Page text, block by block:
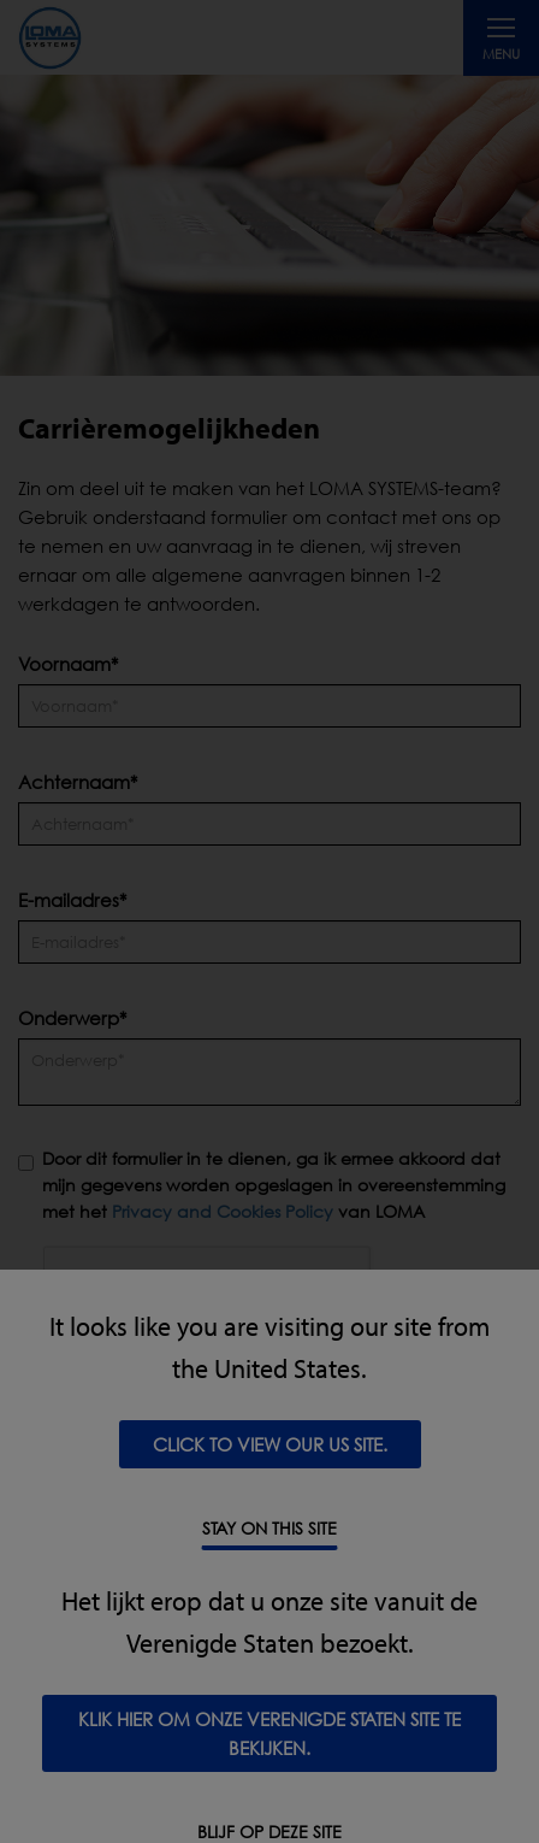
MENU
Toggle
It looks like you are visiting our site from
the United States.
CLICK TO VIEW OUR US SITE.
STAY ON THIS SITE
Het lijkt erop dat u onze site vanuit de
Verenigde Staten bezoekt.
KLIK HIER OM ONZE VERENIGDE STATEN SITE TE
BEKIJKEN.
BLIJF OP DEZE SITE
Carrièremogelijkheden
Zin om deel uit te maken van het LOMA SYSTEMS-team?
Gebruik onderstaand formulier om contact met ons op
te nemen en uw aanvraag in te dienen, wij streven
ernaar om alle algemene aanvragen binnen 1-2
werkdagen te antwoorden.
Voornaam*
Achternaam*
E-mailadres*
Onderwerp*
Door dit formulier in te dienen, ga ik ermee akkoord dat
mijn gegevens worden opgeslagen in overeenstemming
met het Privacy and Cookies Policy van LOMA
Metaaldetectie